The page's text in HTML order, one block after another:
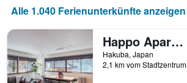
hat
Achse,
die
den
Alle 1.040 Ferienunterkünfte anzeigen
Happo Apartments
Hakuba, Japan
2,1 km vom Stadtzentrum